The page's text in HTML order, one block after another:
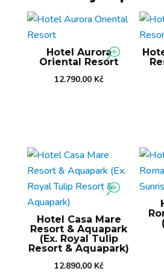
Hotel Aurora
Oriental Resort
12.790,00 Kč
Hotel Casa Mare
Resort & Aquapark
(Ex. Royal Tulip
Resort & Aquapark)
12.890,00 Kč